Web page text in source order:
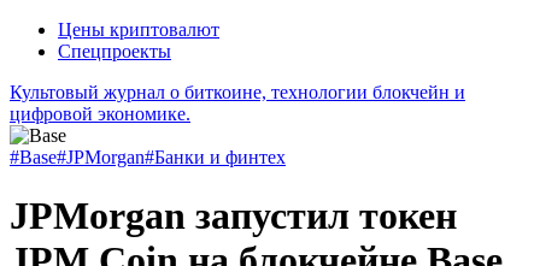
Цены криптовалют
Спецпроекты
Культовый журнал о биткоине, технологии блокчейн и
цифровой экономике.
#Base#JPMorgan#Банки и финтех
JPMorgan запустил токен